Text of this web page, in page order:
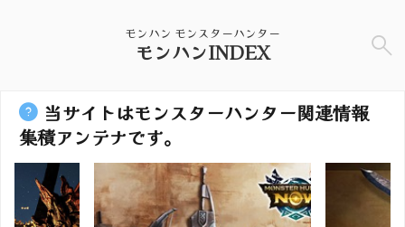
モンハン モンスターハンター
モンハンINDEX
当サイトはモンスターハンター関連情報
集積アンテナです。